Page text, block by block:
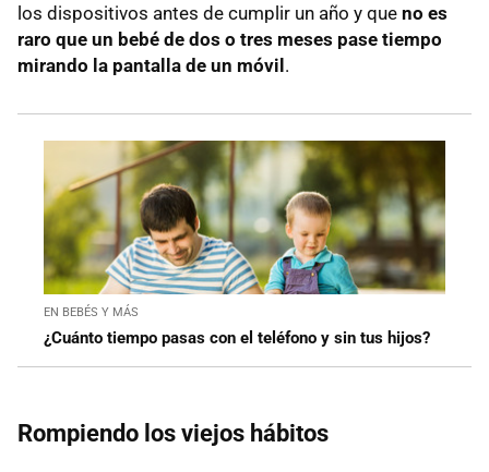
los dispositivos antes de cumplir un año y que no es
raro que un bebé de dos o tres meses pase tiempo
mirando la pantalla de un móvil .
EN BEBÉS Y MÁS
¿Cuánto tiempo pasas con el teléfono y sin tus hijos?
Rompiendo los viejos hábitos